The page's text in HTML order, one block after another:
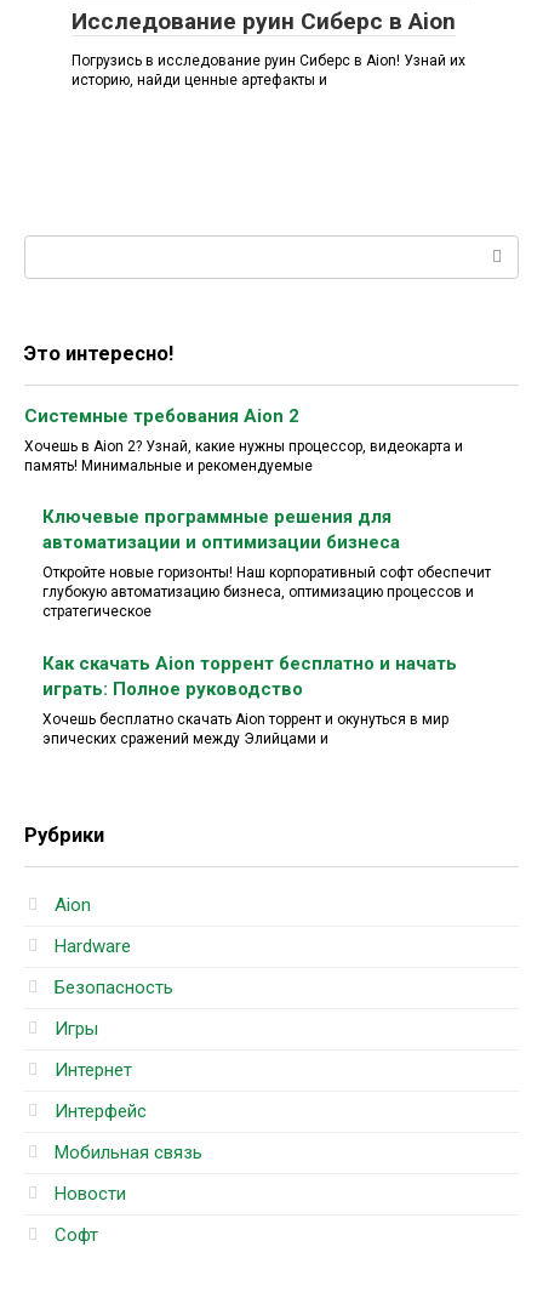
Исследование руин Сиберс в Aion
Погрузись в исследование руин Сиберс в Aion! Узнай их
историю, найди ценные артефакты и
Это интересно!
Системные требования Aion 2
Хочешь в Aion 2? Узнай, какие нужны процессор, видеокарта и
память! Минимальные и рекомендуемые
Ключевые программные решения для
автоматизации и оптимизации бизнеса
Откройте новые горизонты! Наш корпоративный софт обеспечит
глубокую автоматизацию бизнеса, оптимизацию процессов и
стратегическое
Как скачать Aion торрент бесплатно и начать
играть: Полное руководство
Хочешь бесплатно скачать Aion торрент и окунуться в мир
эпических сражений между Элийцами и
Рубрики
Aion
Hardware
Безопасность
Игры
Интернет
Интерфейс
Мобильная связь
Новости
Софт